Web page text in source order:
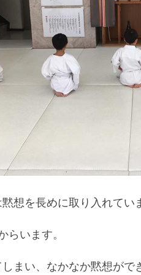
想を長めに取り入れてい
らいます。
まい、なかなか黙想が